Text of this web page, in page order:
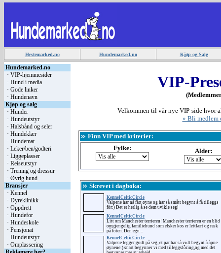
Hestemarked.no Hundemarked.no Kjøp og Salg
Hundemarked.no
· VIP-hjemmesider
· Hund i media
· Gode linker
· Hundenavn
Kjøp og salg
· Hunder
· Hundeutstyr
· Halsbånd og seler
· Hundeklær
· Hundemat
· Leker/ben/godteri
· Liggeplasser
· Reiseutstyr
· Trening og dressur
· Øvrig hund
Bransjer
· Kennel
· Dyreklinikk
· Oppdrett
· Hundefor
· Hundeskole
· Pensjonat
· Hundeutstyr
· Omplassering
VIP-
Velkommen til vår nye VIP-side hvor
» Bli medlem
Finn VIP med kriterier:
Fylke:
Alder:
Skrevet i dagboka:
KennelCelticCircle
Valpene har nå fått øyne og har så smått begynt å få tilleggs
fôr:) Det er herlig å se dem uvikle seg!
KennelCelticCircle
Litt om Manchester terrieren! Manchester terrieren er en blid
omgjengelig familiehund som elsker kos er lettlært og rask
på foten. Den egn ..
KennelCelticCircle
Valpene legger godt på seg, et par har så vidt begynt å åpne
øynene:) snart begynner vi med tilleggsfôring,og med det